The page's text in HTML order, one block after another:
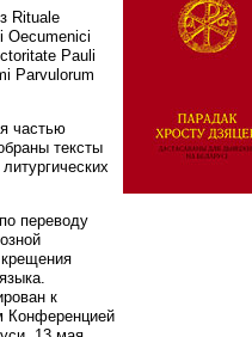
Rituale
Oecumenici
Pauli
Parvulorum
частью
тексты
переводу
к
Конференцией